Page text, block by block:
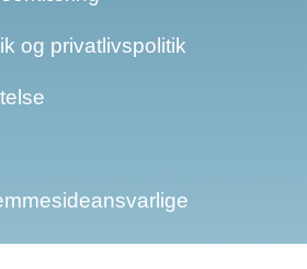
og privatlivspolitik